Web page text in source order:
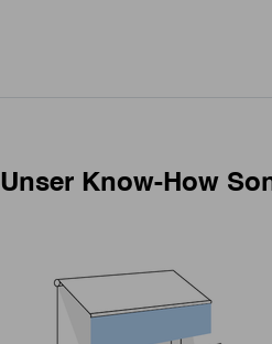
Unser Know-How